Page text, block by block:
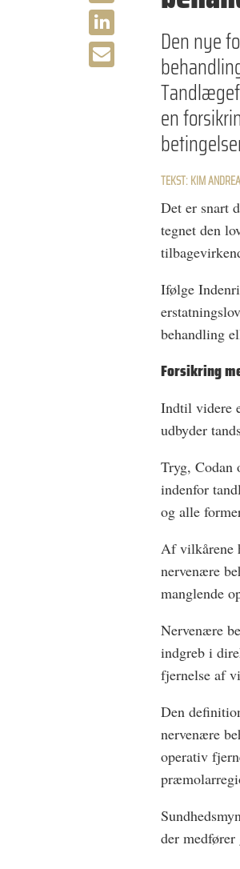
Den nye
en
TEKST: KIM
Det er snart
tegnet den
Ifølge
behandling
Forsikring
Indtil videre
udbyder
Tryg, Codan
indenfor
og alle
Af vilkårene
nervenære
manglende
Nervenære
indgreb i
fjernelse af
Den
nervenære
operativ
der